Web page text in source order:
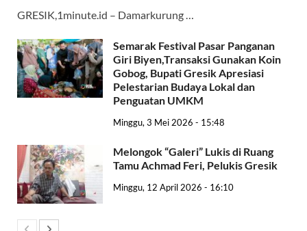
GRESIK,1minute.id – Damarkurung …
Semarak Festival Pasar Panganan
Giri Biyen,Transaksi Gunakan Koin
Gobog, Bupati Gresik Apresiasi
Pelestarian Budaya Lokal dan
Penguatan UMKM
Minggu, 3 Mei 2026 - 15:48
Melongok “Galeri” Lukis di Ruang
Tamu Achmad Feri, Pelukis Gresik
Minggu, 12 April 2026 - 16:10